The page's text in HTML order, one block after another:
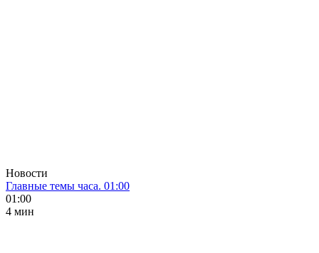
Новости
Главные темы часа. 01:00
01:00
4 мин